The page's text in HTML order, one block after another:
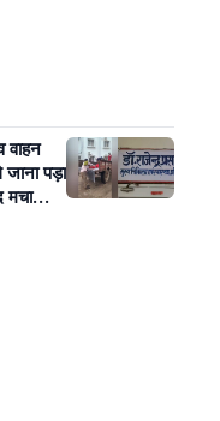
वाहन
पड़ा
मचा